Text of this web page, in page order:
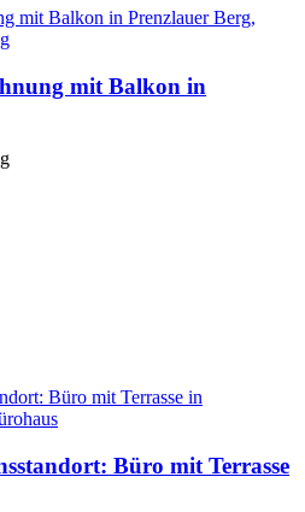
mit Balkon in
Büro mit Terrasse